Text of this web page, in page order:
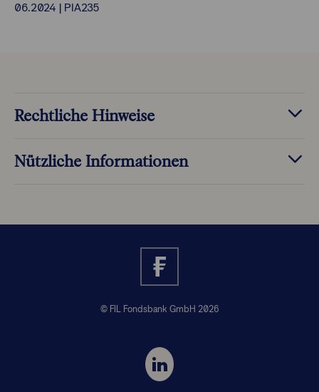
06.2024 | PIA235
Rechtliche Hinweise
Nützliche Informationen
© FIL Fondsbank GmbH 2026